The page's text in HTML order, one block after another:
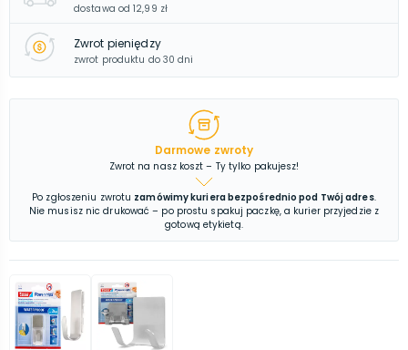
dostawa od 12,99 zł
Zwrot pieniędzy
zwrot produktu do 30 dni
Darmowe zwroty
Zwrot na nasz koszt – Ty tylko pakujesz!
Po zgłoszeniu zwrotu zamówimy kuriera bezpośrednio pod Twój adres.
Nie musisz nic drukować – po prostu spakuj paczkę, a kurier przyjedzie z
gotową etykietą.